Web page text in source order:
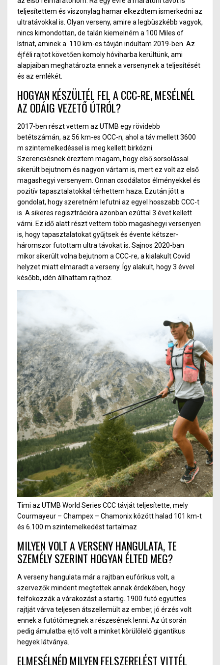
teljesítettem és viszonylag hamar elkezdtem ismerkedni az
ultratávokkal is. Olyan verseny, amire a legbüszkébb vagyok,
nincs kimondottan, de talán kiemelném a 100 Miles of
Istriat, aminek a 110 km-es távján indultam 2019-ben. Az
éjféli rajtot követően komoly hóviharba kerültünk, ami
alapjaiban meghatározta ennek a versenynek a teljesítését
és az emlékét.
HOGYAN KÉSZÜLTÉL FEL A CCC-RE, MESÉLNÉL
AZ ODÁIG VEZETŐ ÚTRÓL?
2017-ben részt vettem az UTMB egy rövidebb
betétszámán, az 56 km-es OCC-n, ahol a táv mellett 3600
m szintemelkedéssel is meg kellett birkózni.
Szerencsésnek éreztem magam, hogy első sorsolással
sikerült bejutnom és nagyon vártam is, mert ez volt az első
magashegyi versenyem. Onnan csodálatos élményekkel és
pozitív tapasztalatokkal térhettem haza. Ezután jött a
gondolat, hogy szeretném lefutni az egyel hosszabb CCC-t
is. A sikeres regisztrációra azonban ezúttal 3 évet kellett
várni. Ez idő alatt részt vettem több magashegyi versenyen
is, hogy tapasztalatokat gyűjtsek és évente kétszer-
háromszor futottam ultra távokat is. Sajnos 2020-ban
mikor sikerült volna bejutnom a CCC-re, a kialakult Covid
helyzet miatt elmaradt a verseny. Így alakult, hogy 3 évvel
később, idén állhattam rajthoz.
Timi az UTMB World Series CCC távját teljesítette, mely
Courmayeur – Champex – Chamonix között halad 101 km-t
és 6.100 m szintemelkedést tartalmaz
MILYEN VOLT A VERSENY HANGULATA, TE
SZEMÉLY SZERINT HOGYAN ÉLTED MEG?
A verseny hangulata már a rajtban eufórikus volt, a
szervezők mindent megtettek annak érdekében, hogy
felfokozzák a várakozást a startig. 1900 futó együttes
rajtját várva teljesen átszellemült az ember, jó érzés volt
ennek a futótömegnek a részesének lenni. Az út során
pedig ámulatba ejtő volt a minket körülölelő gigantikus
hegyek látványa.
ELMESÉLNÉD MILYEN FELSZERELÉST VITTÉL